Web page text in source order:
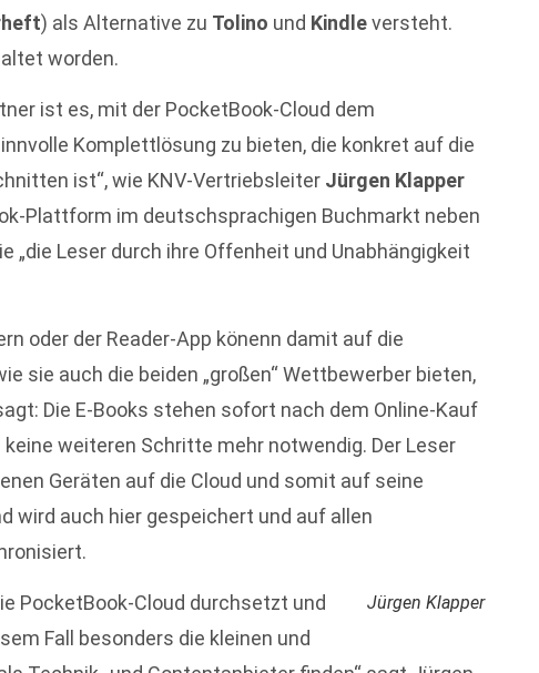
) als Alternative zu Tolino und Kindleversteht.
worden.
ist es, mit der PocketBook-Cloud dem
Komplettlösung zu bieten, die konkret auf die
ist“, wie KNV-Vertriebsleiter Jürgen Klapper
Plattform im deutschsprachigen Buchmarkt neben
„die Leser durch ihre Offenheit und Unabhängigkeit
oder der Reader-App könenn damit auf die
sie auch die beiden „großen“ Wettbewerber bieten,
Die E-Books stehen sofort nach dem Online-Kauf
weiteren Schritte mehr notwendig. Der Leser
Geräten auf die Cloud und somit auf seine
wird auch hier gespeichert und auf allen
Jürgen Klapper
PocketBook-Cloud durchsetzt und
Fall besonders die kleinen und